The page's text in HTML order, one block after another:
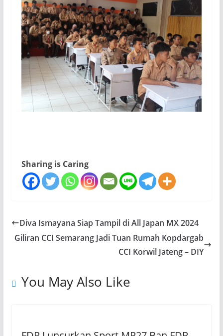
Sharing is Caring
Diva Ismayana Siap Tampil di All Japan MX 2024
Giliran CCI Semarang Jadi Tuan Rumah Kopdargab
CCI Korwil Jateng – DIY
You May Also Like